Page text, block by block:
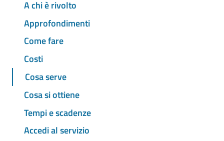
A chi è rivolto
Approfondimenti
Come fare
Costi
Cosa serve
Cosa si ottiene
Tempi e scadenze
Accedi al servizio